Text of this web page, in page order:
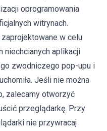
oprogramowania
witrynach.
w celu
niechcianych aplikacji
zwodniczego pop-upu i
Jeśli nie można
zalecamy otworzyć
przeglądarkę. Przy
nie przywracaj